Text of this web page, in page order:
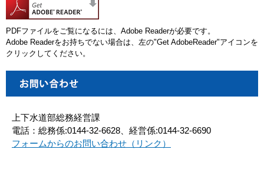
PDFファイルをご覧になるには、Adobe Readerが必要です。
Adobe Readerをお持ちでない場合は、左の"Get AdobeReader"アイコンを
クリックしてください。
上下水道部総務経営課
電話：総務係:0144-32-6628、経営係:0144-32-6690
フォームからのお問い合わせ（リンク）